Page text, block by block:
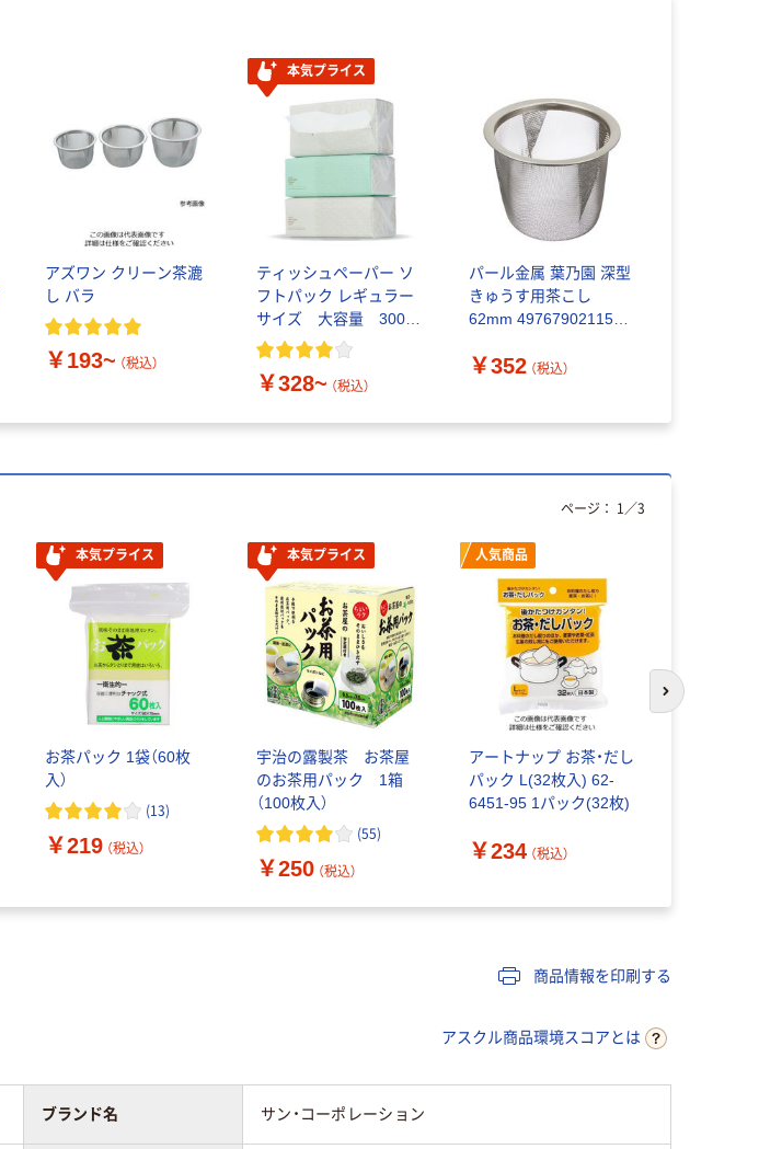
アズワン クリーン茶漉
し バラ
￥193~ （税込）
本気プライス
ティッシュペーパー ソ
フトパック レギュラー
サイズ 大容量 300組
3個入 アスクル PEFC認
￥328~ （税込）
パール金属 葉乃園 深型
きゅうす用茶こし
62mm 4976790211543
￥352 （税込）
本気プライス
お茶パック 1袋（60枚
入）
(13)
￥219 （税込）
本気プライス
宇治の露製茶 お茶屋
のお茶用パック 1箱
（100枚入）
(55)
￥250 （税込）
人気商品
アートナップ お茶・だし
パック L(32枚入) 62-
6451-95 1パック(32枚)
￥234 （税込）
ページ： 1 ／3
次のスライド
商品情報を印刷する
アスクル商品環境スコアとは
ブランド名 サン・コーポレーション